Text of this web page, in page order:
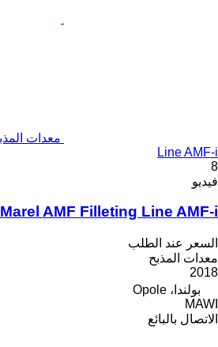
Line AMF-i
8
فيديو
Marel AMF Filleting Line AMF-i
السعر عند الطلب
معدات المذبح
2018
بولندا، Opole
MAWI
الاتصال بالبائع